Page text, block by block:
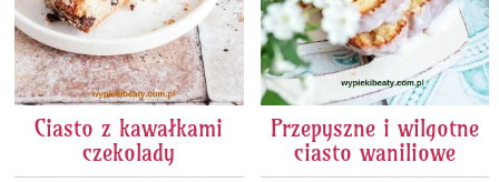
Ciasto z kawałkami
czekolady
Przepyszne i wilgotne
ciasto waniliowe